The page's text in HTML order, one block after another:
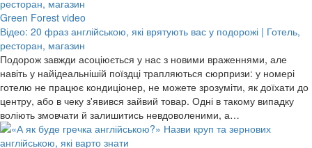
Green Forest video
Відео: 20 фраз англійською, які врятують вас у подорожі | Готель,
ресторан, магазин
Подорож завжди асоціюється у нас з новими враженнями, але
навіть у найідеальнішій поїздці трапляються сюрпризи: у номері
готелю не працює кондиціонер, не можете зрозуміти, як доїхати до
центру, або в чеку з'явився зайвий товар. Одні в такому випадку
воліють змовчати й залишитись невдоволеними, а…